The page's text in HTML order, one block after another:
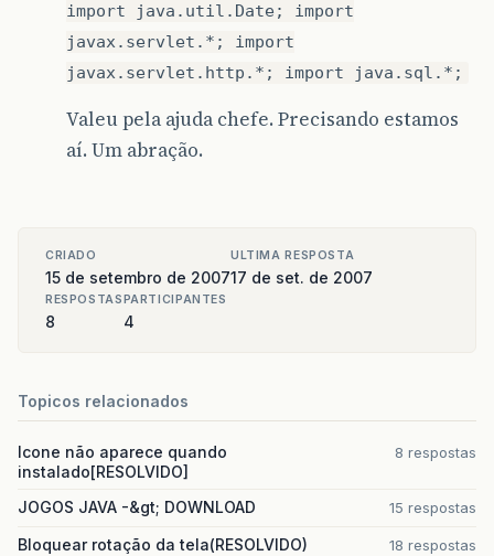
import java.util.Date; import
javax.servlet.*; import
javax.servlet.http.*; import java.sql.*;
Valeu pela ajuda chefe. Precisando estamos
aí. Um abração.
CRIADO
15 de setembro de 2007
ULTIMA RESPOSTA
17 de set. de 2007
RESPOSTAS
8
PARTICIPANTES
4
Topicos relacionados
Icone não aparece quando
instalado[RESOLVIDO]
8 respostas
JOGOS JAVA -&gt; DOWNLOAD 15 respostas
Bloquear rotação da tela(RESOLVIDO) 18 respostas